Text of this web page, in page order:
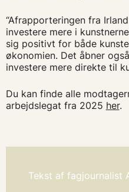
“Afrapporteringen fra
investere mere i
sig positivt for både
økonomien. Det åbner
investere mere direkte til
Du kan finde alle
arbejdslegat fra 2025 her.
Tekst af fagjournalist